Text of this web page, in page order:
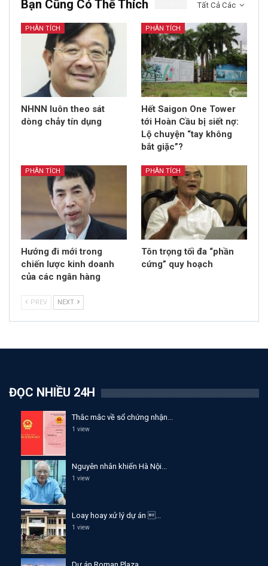
Tất Cả Các
Bạn Cũng Có Thể Thích
PHÂN TÍCH
NHNN luôn theo sát
dòng chảy tín dụng
PHÂN TÍCH
Hết Saigon One Tower
tới Hoàn Cầu bị siết nợ:
Lộ chuyện “tay không
bắt giặc”?
PHÂN TÍCH
Hướng đi mới trong
chiến lược kinh doanh
của các ngân hàng
PHÂN TÍCH
Tôn trọng tối đa “phần
cứng” quy hoạch
PREV NEXT
ĐỌC NHIỀU 24H
Thắc mắc về sổ chứng nhận...
1 view
Nguyên nhân khiến Hà Nội...
1 view
Loay hoay xử lý dự án ...
1 view